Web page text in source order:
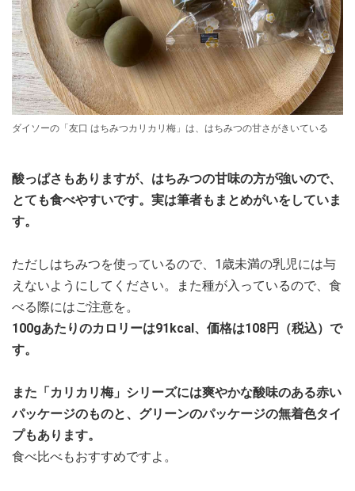
ダイソーの「友口 はちみつカリカリ梅」は、はちみつの甘さがきいている
酸っぱさもありますが、はちみつの甘味の方が強いので、
とても食べやすいです。実は筆者もまとめがいをしていま
す。
ただしはちみつを使っているので、1歳未満の乳児には与
えないようにしてください。また種が入っているので、食
べる際にはご注意を。
100gあたりのカロリーは91kcal、価格は108円（税込）で
す。
また「カリカリ梅」シリーズには爽やかな酸味のある赤い
パッケージのものと、グリーンのパッケージの無着色タイ
プもあります。
食べ比べもおすすめですよ。